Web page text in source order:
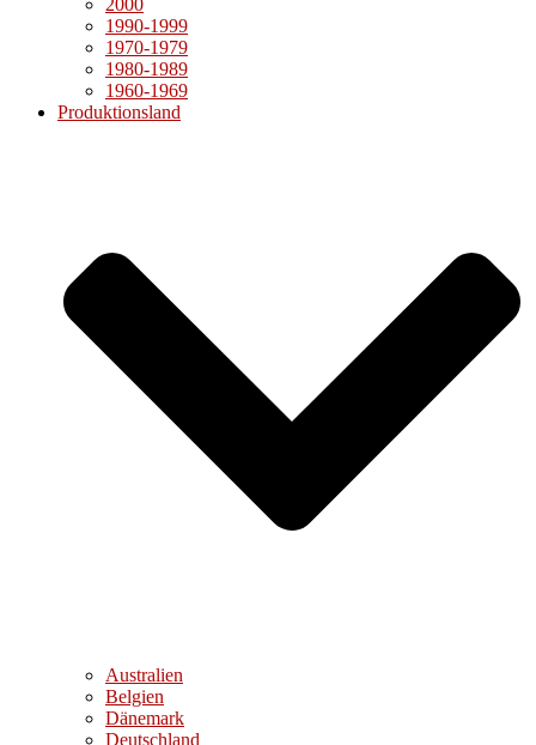
2000
1990-1999
1970-1979
1980-1989
1960-1969
Produktionsland
Australien
Belgien
Dänemark
Deutschland